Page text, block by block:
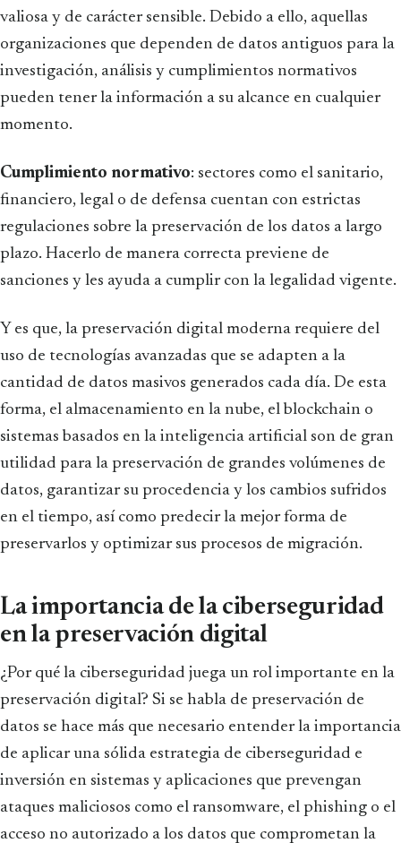
valiosa y de carácter sensible. Debido a ello, aquellas
organizaciones que dependen de datos antiguos para la
investigación, análisis y cumplimientos normativos
pueden tener la información a su alcance en cualquier
momento.
Cumplimiento normativo: sectores como el sanitario,
financiero, legal o de defensa cuentan con estrictas
regulaciones sobre la preservación de los datos a largo
plazo. Hacerlo de manera correcta previene de
sanciones y les ayuda a cumplir con la legalidad vigente.
Y es que, la preservación digital moderna requiere del
uso de tecnologías avanzadas que se adapten a la
cantidad de datos masivos generados cada día. De esta
forma, el almacenamiento en la nube, el blockchain o
sistemas basados en la inteligencia artificial son de gran
utilidad para la preservación de grandes volúmenes de
datos, garantizar su procedencia y los cambios sufridos
en el tiempo, así como predecir la mejor forma de
preservarlos y optimizar sus procesos de migración.
La importancia de la ciberseguridad
en la preservación digital
¿Por qué la ciberseguridad juega un rol importante en la
preservación digital? Si se habla de preservación de
datos se hace más que necesario entender la importancia
de aplicar una sólida estrategia de ciberseguridad e
inversión en sistemas y aplicaciones que prevengan
ataques maliciosos como el ransomware, el phishing o el
acceso no autorizado a los datos que comprometan la